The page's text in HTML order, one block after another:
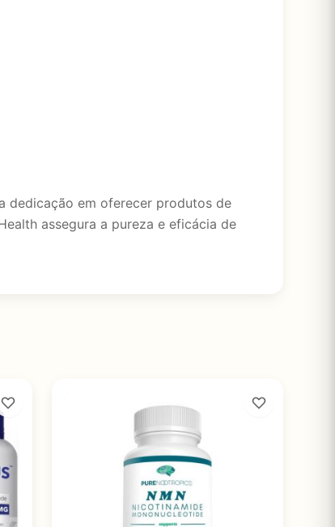
dedicação em oferecer produtos de
assegura a pureza e eficácia de